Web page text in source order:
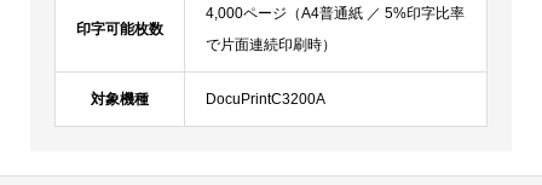
印字可能枚数
4,000ページ（A4普通紙 ／ 5%印字比率
で片面連続印刷時）
対象機種 DocuPrintC3200A